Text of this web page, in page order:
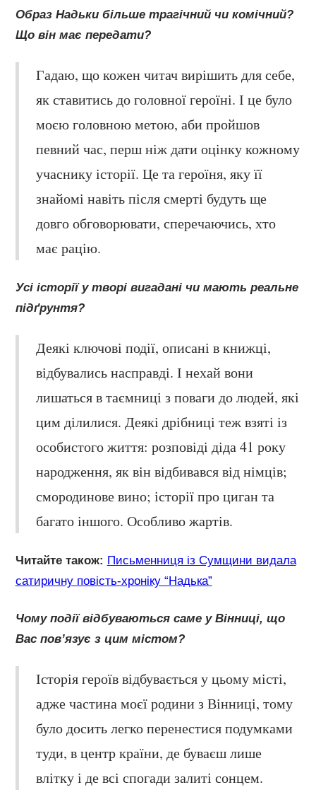
Образ Надьки більше трагічний чи комічний?
Що він має передати?
Гадаю, що кожен читач вирішить для себе,
як ставитись до головної героїні. І це було
моєю головною метою, аби пройшов
певний час, перш ніж дати оцінку кожному
учаснику історії. Це та героїня, яку її
знайомі навіть після смерті будуть ще
довго обговорювати, сперечаючись, хто
має рацію.
Усі історії у творі вигадані чи мають реальне
підґрунтя?
Деякі ключові події, описані в книжці,
відбувались насправді. І нехай вони
лишаться в таємниці з поваги до людей, які
цим ділилися. Деякі дрібниці теж взяті із
особистого життя: розповіді діда 41 року
народження, як він відбивався від німців;
смородинове вино; історії про циган та
багато іншого. Особливо жартів.
Читайте також: Письменниця із Сумщини видала
сатиричну повість-хроніку “Надька”
Чому події відбуваються саме у Вінниці, що
Вас пов’язує з цим містом?
Історія героїв відбувається у цьому місті,
адже частина моєї родини з Вінниці, тому
було досить легко перенестися подумками
туди, в центр країни, де буваєш лише
влітку і де всі спогади залиті сонцем.